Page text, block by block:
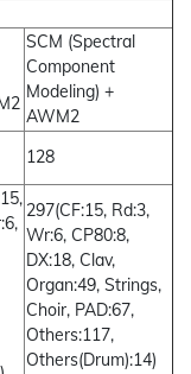
SCM (Spectral
Component
Modeling) +
AWM2
128
297(CF:15, Rd:3,
Wr:6, CP80:8,
DX:18, Clav,
Organ:49, Strings,
Choir, PAD:67,
Others:117,
Others(Drum):14)